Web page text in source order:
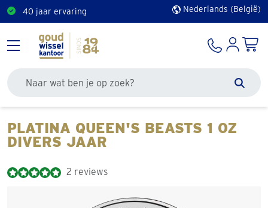
40 jaar ervaring Nederlands (België)
PLATINA QUEEN'S BEASTS 1 OZ
DIVERS JAAR
2 reviews